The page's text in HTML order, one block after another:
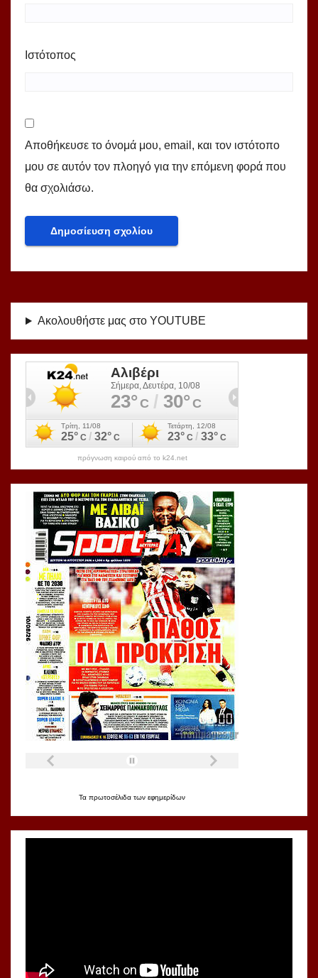
Ιστότοπος
Αποθήκευσε το όνομά μου, email, και τον ιστότοπο
μου σε αυτόν τον πλοηγό για την επόμενη φορά που
θα σχολιάσω.
Ακολουθήστε μας στο YOUTUBE
πρόγνωση καιρού από το k24.net
Τα πρωτοσέλιδα των εφημερίδων